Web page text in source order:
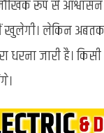
रूप से आश्वासन
खुलेगी। लेकिन अबतक
धरना जारी है।